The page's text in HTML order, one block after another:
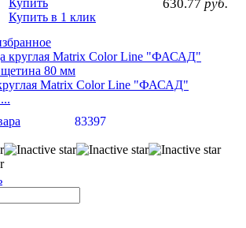
630.77 руб.
Купить в 1 клик
Matrix Color Line "ФАСАД"
83397